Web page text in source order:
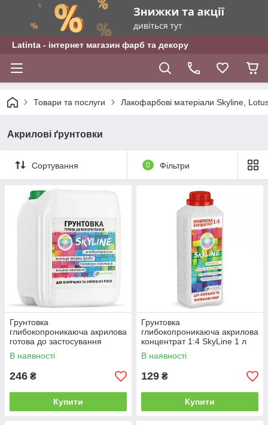
Latinta - інтернет магазин фарб та декору
Товари та послуги Лакофарбові матеріали Skyline,
Акрилові ґрунтовки
Сортування 0 Фільтри
Грунтовка
глибокопроникаюча акрилова
готова до застосування
SkyLine 5 л від Latinta
В наявності
246 ₴
Купити
Грунтовка
глибокопроникаюча акрилова
концентрат 1:4 SkyLine 1 л
від Latinta
В наявності
129 ₴
Купити